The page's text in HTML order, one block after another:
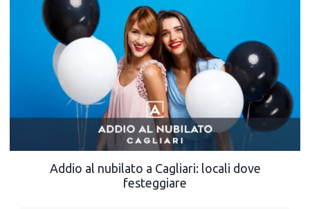
Addio al nubilato a Cagliari: locali dove
festeggiare